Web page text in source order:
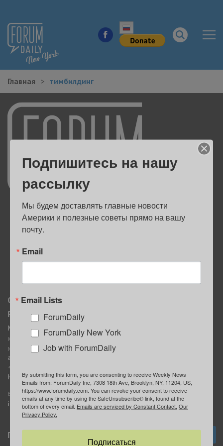
КУДА ПОЙТИ В ГОРОДЕ
ЗДОРОВЬЕ
РАБОТА И БИЗНЕС
ЖИЛЬЕ
ОБРАЗОВАНИЕ
Главная тимбилдинг
О нас
Реклама
MediaKit
Контактное лицо:
Марина Баранчук
ad@forumdaily.com
+1 347-604-1261
Наши рекламодатели
E-mail редакции:
info@forumdaily.com
Группа “ИЩУ СОВЕТА”
ForumDaily
Подписка
Подпишитесь на нашу
рассылку
Мы будем доставлять главные новости
Америки и полезные советы прямо на вашу
почту.
Email
Email Lists
ForumDaily
ForumDaily New York
Job with ForumDaily
By submitting this form, you are consenting to receive Weekly News
Emails from: ForumDaily Inc, 7308 18th Ave, Brooklyn, NY, 11204, US,
https://www.forumdaily.com. You can revoke your consent to receive
emails at any time by using the SafeUnsubscribe® link, found at the
bottom of every email. Emails are serviced by Constant Contact. Our
Privacy Policy.
Подписаться